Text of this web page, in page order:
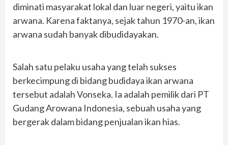
diminati masyarakat lokal dan luar negeri, yaitu ikan
arwana. Karena faktanya, sejak tahun 1970-an, ikan
arwana sudah banyak dibudidayakan.
Salah satu pelaku usaha yang telah sukses
berkecimpung di bidang budidaya ikan arwana
tersebut adalah Vonseka. Ia adalah pemilik dari PT
Gudang Arowana Indonesia, sebuah usaha yang
bergerak dalam bidang penjualan ikan hias.